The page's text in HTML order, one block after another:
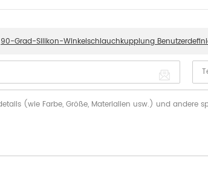
90-Grad-Silikon-Winkelschlauchkupplung